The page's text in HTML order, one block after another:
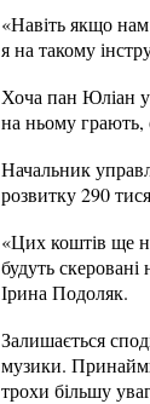
«Навіть якщо
я на такому
Хоча пан Юліан
на ньому грають,
Начальник
розвитку 290
«Цих коштів ще
будуть
Ірина Подоляк.
Залишається
музики.
трохи більшу